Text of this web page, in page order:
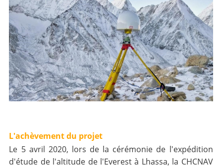
L'achèvement du projet
Le 5 avril 2020, lors de la cérémonie de l'expédition
d'étude de l'altitude de l'Everest à Lhassa, la CHCNAV